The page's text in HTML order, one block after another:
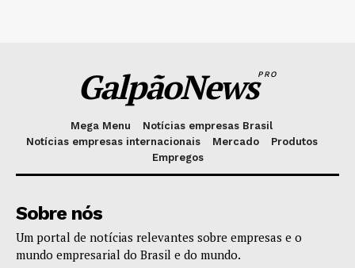
GalpãoNewsPRO
Mega Menu
Notícias empresas Brasil
Notícias empresas internacionais
Mercado
Produtos
Empregos
Sobre nós
Um portal de notícias relevantes sobre empresas e o
mundo empresarial do Brasil e do mundo.